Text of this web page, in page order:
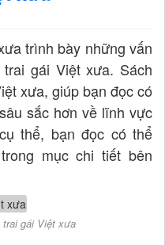
trình bày những vấn
gái Việt xưa. Sách
xưa, giúp bạn đọc có
sắc hơn về lĩnh vực
thể, bạn đọc có thể
mục chi tiết bên
gái Việt xưa